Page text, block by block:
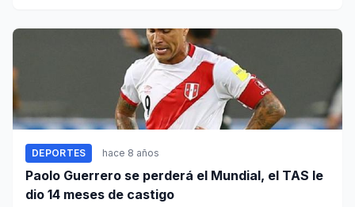
DEPORTES hace 8 años
Paolo Guerrero se perderá el Mundial, el TAS le
dio 14 meses de castigo